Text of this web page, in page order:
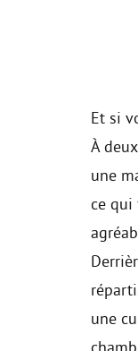
Et si
À
une
ce qui
une